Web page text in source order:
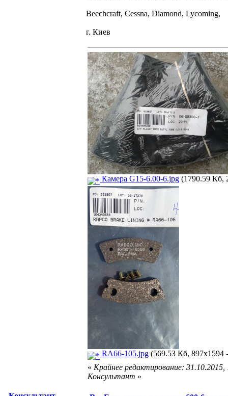
Beechcraft, Cessna, Diamond, Lycoming,
г. Киев
Камера G15-6.00-6.jpg (1790.59 Кб,
RA66-105.jpg (569.53 Кб, 897x1594
« Крайнее редактирование:
Консультант »